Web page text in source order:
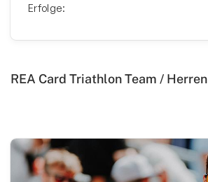
Erfolge:
REA Card Triathlon Team / Herren
Breitensport
Training & Termine
Wettkampfturnen
Volleyball